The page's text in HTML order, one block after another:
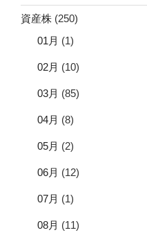
資産株 (250)
01月 (1)
02月 (10)
03月 (85)
04月 (8)
05月 (2)
06月 (12)
07月 (1)
08月 (11)